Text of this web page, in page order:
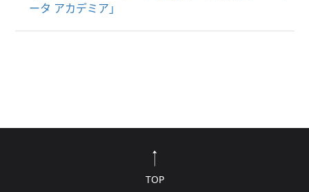
ータ アカデミア」
TOP